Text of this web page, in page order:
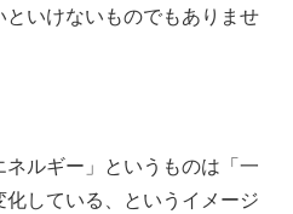
いけないものでもありませ
ルギー」というものは「一
している、というイメージ